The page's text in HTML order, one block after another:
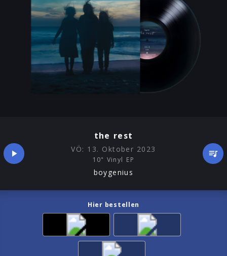
the rest
VÖ: 13. Oktober 2023
10" Vinyl EP
boygenius
Hier bestellen